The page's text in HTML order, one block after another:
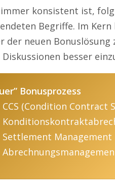
immer konsistent ist,
Begriffe. Im Kern
der neuen Bonuslösung
besser
Bonusprozess
CCS (Condition Contract
Settlement Management